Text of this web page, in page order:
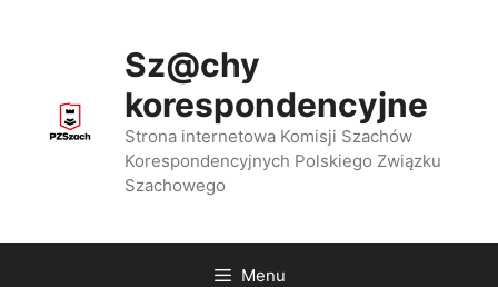
Sz@chy
korespondencyjne
Strona internetowa Komisji Szachów
Korespondencyjnych Polskiego Związku
Szachowego
Menu